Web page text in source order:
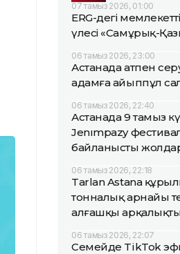
07 тамыз 2026, 01:00
ERG-дегі
үлесі «Самұрық-
06 тамыз 2026, 23:00
Астанада атпен
адамға айыппұл
06 тамыз 2026, 22:40
Астанада 9 тамыз
Jenımpazy
байланысты
06 тамыз 2026, 22:18
Tarlan Astana
тонналық арнайы
алғашқы
06 тамыз 2026, 22:07
Семейде TikTok